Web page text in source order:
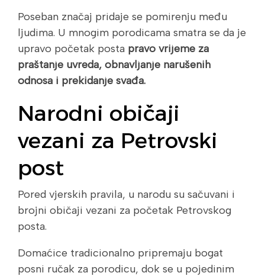
Poseban značaj pridaje se pomirenju među
ljudima. U mnogim porodicama smatra se da je
upravo početak posta pravo vrijeme za
praštanje uvreda, obnavljanje narušenih
odnosa i prekidanje svađa.
Narodni običaji
vezani za Petrovski
post
Pored vjerskih pravila, u narodu su sačuvani i
brojni običaji vezani za početak Petrovskog
posta.
Domaćice tradicionalno pripremaju bogat
posni ručak za porodicu, dok se u pojedinim